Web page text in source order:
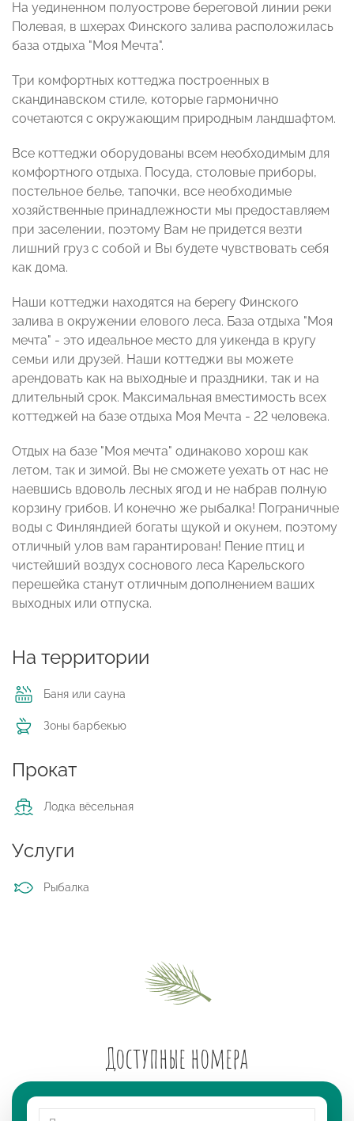
На уединенном полуострове береговой линии реки
Полевая, в шхерах Финского залива расположилась
база отдыха "Моя Мечта".
Три комфортных коттеджа построенных в
скандинавском стиле, которые гармонично
сочетаются с окружающим природным ландшафтом.
Все коттеджи оборудованы всем необходимым для
комфортного отдыха. Посуда, столовые приборы,
постельное белье, тапочки, все необходимые
хозяйственные принадлежности мы предоставляем
при заселении, поэтому Вам не придется везти
лишний груз с собой и Вы будете чувствовать себя
как дома.
Наши коттеджи находятся на берегу Финского
залива в окружении елового леса. База отдыха "Моя
мечта" - это идеальное место для уикенда в кругу
семьи или друзей. Наши коттеджи вы можете
арендовать как на выходные и праздники, так и на
длительный срок. Максимальная вместимость всех
коттеджей на базе отдыха Моя Мечта - 22 человека.
Отдых на базе "Моя мечта" одинаково хорош как
летом, так и зимой. Вы не сможете уехать от нас не
наевшись вдоволь лесных ягод и не набрав полную
корзину грибов. И конечно же рыбалка! Пограничные
воды с Финляндией богаты щукой и окунем, поэтому
отличный улов вам гарантирован! Пение птиц и
чистейший воздух соснового леса Карельского
перешейка станут отличным дополнением ваших
выходных или отпуска.
На территории
Баня или сауна
Зоны барбекью
Прокат
Лодка вёсельная
Услуги
Рыбалка
Доступные номера